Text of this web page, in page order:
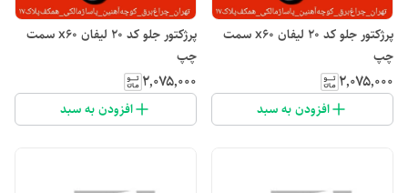
پرژکتور جلو کد ۲۰ لیفان x60 سمت
چپ
۲٬۰۷۵٬۰۰۰
افزودن به سبد
پرژکتور جلو کد ۲۰ لیفان x60 سمت
چپ
۲٬۰۷۵٬۰۰۰
افزودن به سبد